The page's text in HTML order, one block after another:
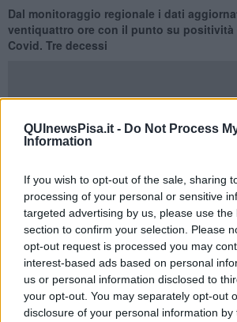
QUInewsPisa.it - Do Not Process
Information
If you wish to opt-out of the sale, sharing
processing of your personal or sensitive
targeted advertising by us, please use the
section to confirm your selection. Please
opt-out request is processed you may
interest-based ads based on personal
us or personal information disclosed to
your opt-out. You may separately opt-out
disclosure of your personal information
Dal monitoraggio regionale i dati
ventiquattro ore con il punto su positività
Covid. Tre decessi
PISA —Ci sono272 persone residenti in
territorio pisano si registrano purtroppo
riconducibili al virus.
Per quanto riguarda iricoveri , nei reparti
dell'Aoup (Cisanello e Santa Chiara) sono
pazienti, 2 dei quali in terapia intensiva.